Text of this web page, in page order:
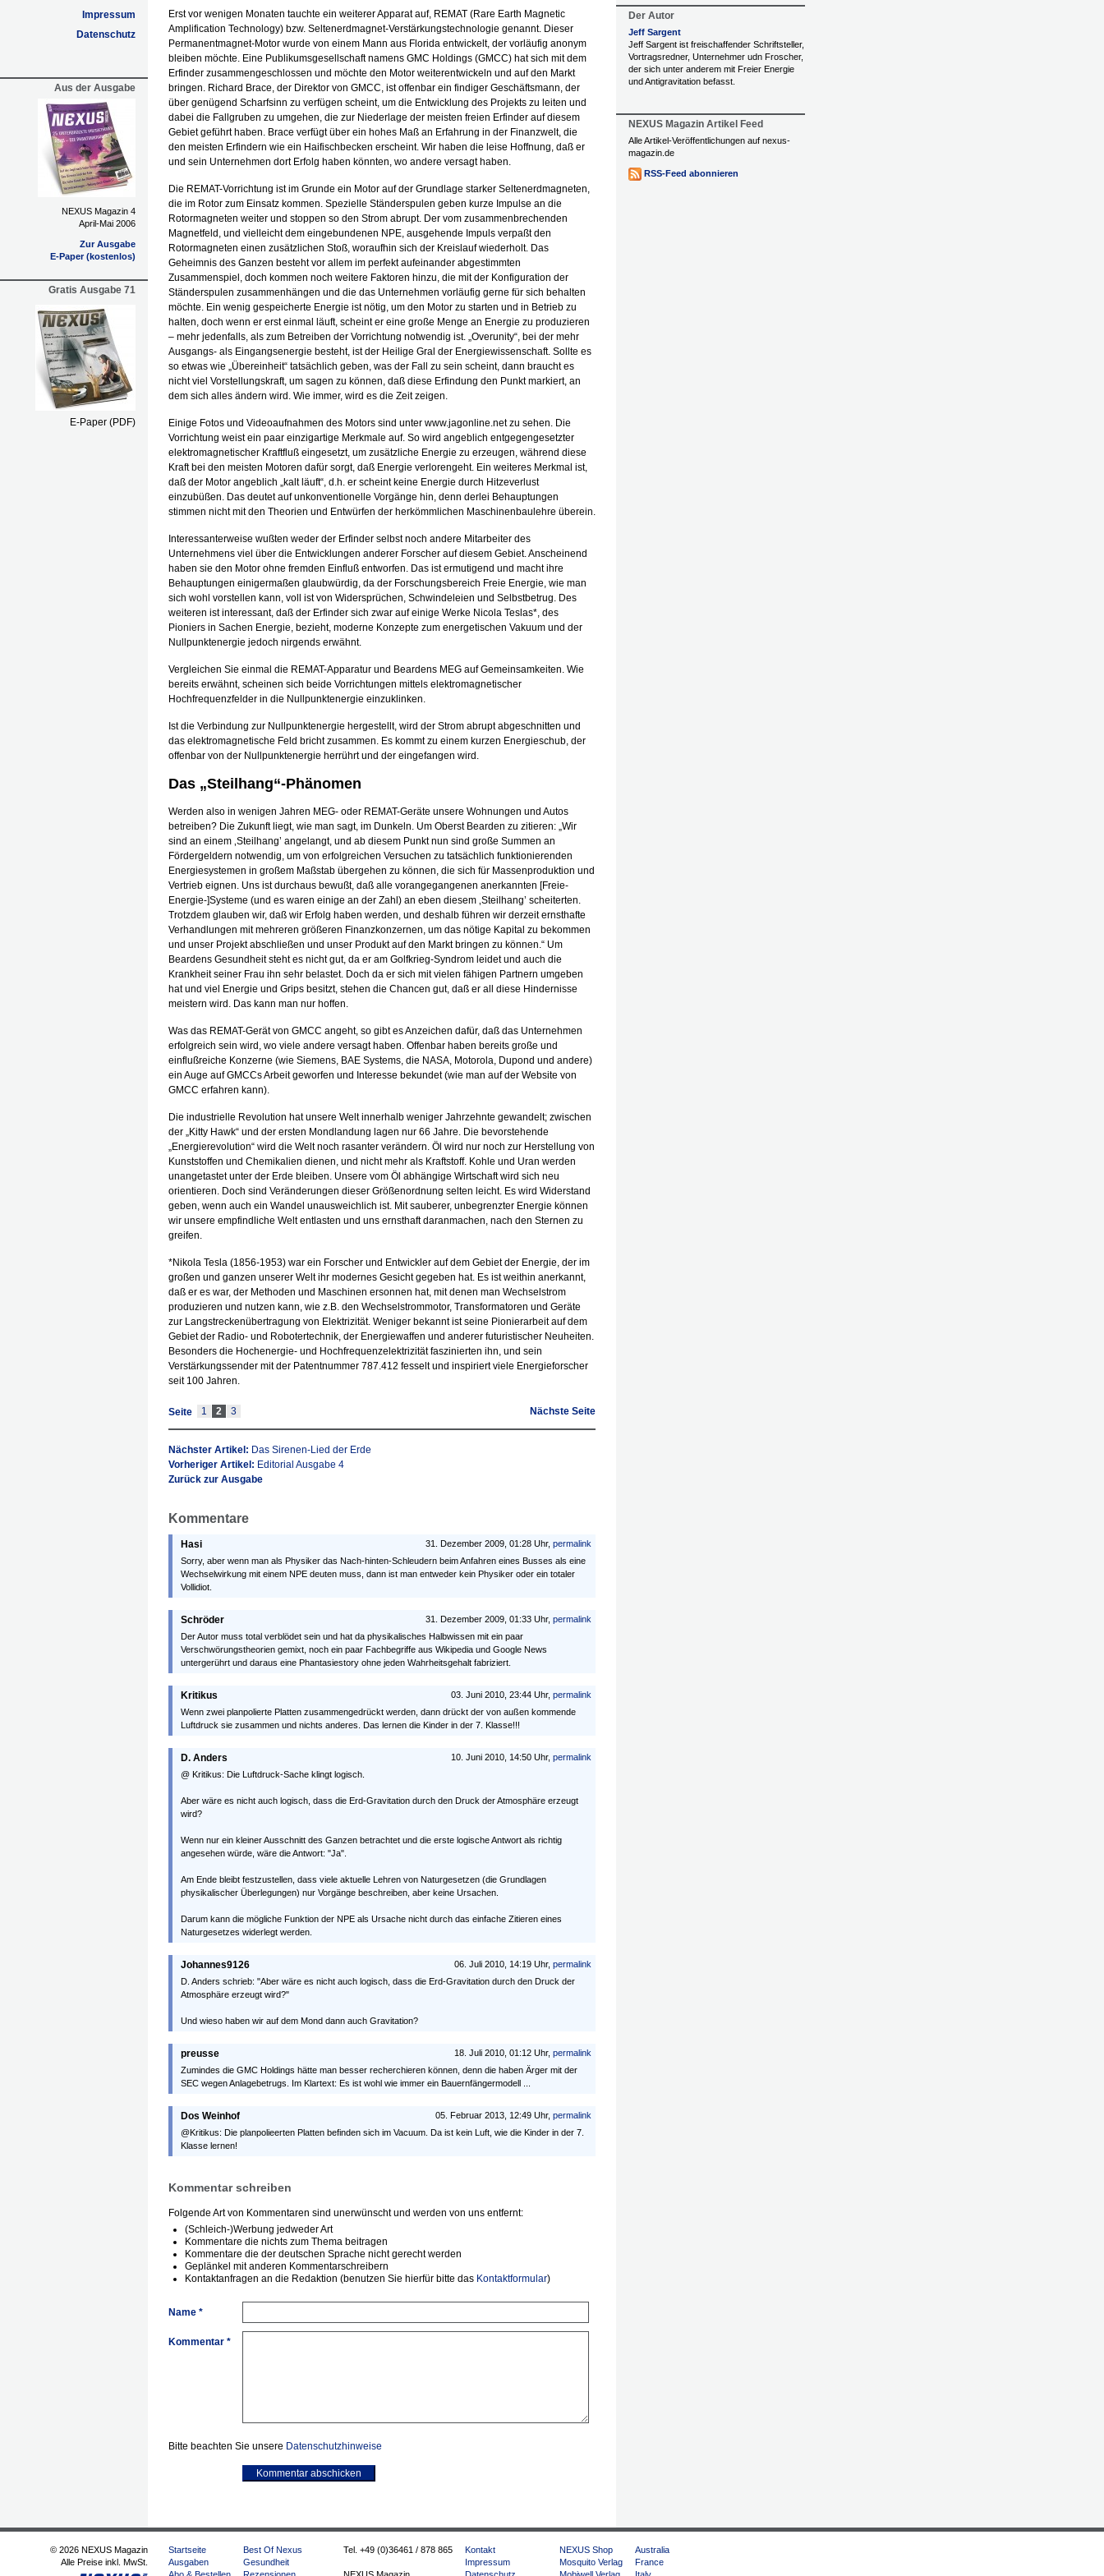
Impressum
Datenschutz
Aus der Ausgabe
NEXUS Magazin 4
April-Mai 2006
Zur Ausgabe
E-Paper (kostenlos)
Gratis Ausgabe 71
E-Paper (PDF)
Erst vor wenigen Monaten tauchte ein weiterer Apparat auf, REMAT (Rare Earth Magnetic
Amplification Technology) bzw. Seltenerdmagnet-Verstärkungstechnologie genannt. Dieser
Permanentmagnet-Motor wurde von einem Mann aus Florida entwickelt, der vorläufig anonym
bleiben möchte. Eine Publikumsgesellschaft namens GMC Holdings (GMCC) hat sich mit dem
Erfinder zusammengeschlossen und möchte den Motor weiterentwickeln und auf den Markt
bringen. Richard Brace, der Direktor von GMCC, ist offenbar ein findiger Geschäftsmann, der
über genügend Scharfsinn zu verfügen scheint, um die Entwicklung des Projekts zu leiten und
dabei die Fallgruben zu umgehen, die zur Niederlage der meisten freien Erfinder auf diesem
Gebiet geführt haben. Brace verfügt über ein hohes Maß an Erfahrung in der Finanzwelt, die
den meisten Erfindern wie ein Haifischbecken erscheint. Wir haben die leise Hoffnung, daß er
und sein Unternehmen dort Erfolg haben könnten, wo andere versagt haben.
Die REMAT-Vorrichtung ist im Grunde ein Motor auf der Grundlage starker Seltenerdmagneten,
die im Rotor zum Einsatz kommen. Spezielle Ständerspulen geben kurze Impulse an die
Rotormagneten weiter und stoppen so den Strom abrupt. Der vom zusammenbrechenden
Magnetfeld, und vielleicht dem eingebundenen NPE, ausgehende Impuls verpaßt den
Rotormagneten einen zusätzlichen Stoß, woraufhin sich der Kreislauf wiederholt. Das
Geheimnis des Ganzen besteht vor allem im perfekt aufeinander abgestimmten
Zusammenspiel, doch kommen noch weitere Faktoren hinzu, die mit der Konfiguration der
Ständerspulen zusammenhängen und die das Unternehmen vorläufig gerne für sich behalten
möchte. Ein wenig gespeicherte Energie ist nötig, um den Motor zu starten und in Betrieb zu
halten, doch wenn er erst einmal läuft, scheint er eine große Menge an Energie zu produzieren
– mehr jedenfalls, als zum Betreiben der Vorrichtung notwendig ist. „Overunity“, bei der mehr
Ausgangs- als Eingangsenergie besteht, ist der Heilige Gral der Energiewissenschaft. Sollte es
so etwas wie „Übereinheit“ tatsächlich geben, was der Fall zu sein scheint, dann braucht es
nicht viel Vorstellungskraft, um sagen zu können, daß diese Erfindung den Punkt markiert, an
dem sich alles ändern wird. Wie immer, wird es die Zeit zeigen.
Einige Fotos und Videoaufnahmen des Motors sind unter www.jagonline.net zu sehen. Die
Vorrichtung weist ein paar einzigartige Merkmale auf. So wird angeblich entgegengesetzter
elektromagnetischer Kraftfluß eingesetzt, um zusätzliche Energie zu erzeugen, während diese
Kraft bei den meisten Motoren dafür sorgt, daß Energie verlorengeht. Ein weiteres Merkmal ist,
daß der Motor angeblich „kalt läuft“, d.h. er scheint keine Energie durch Hitzeverlust
einzubüßen. Das deutet auf unkonventionelle Vorgänge hin, denn derlei Behauptungen
stimmen nicht mit den Theorien und Entwürfen der herkömmlichen Maschinenbaulehre überein.
Interessanterweise wußten weder der Erfinder selbst noch andere Mitarbeiter des
Unternehmens viel über die Entwicklungen anderer Forscher auf diesem Gebiet. Anscheinend
haben sie den Motor ohne fremden Einfluß entworfen. Das ist ermutigend und macht ihre
Behauptungen einigermaßen glaubwürdig, da der Forschungsbereich Freie Energie, wie man
sich wohl vorstellen kann, voll ist von Widersprüchen, Schwindeleien und Selbstbetrug. Des
weiteren ist interessant, daß der Erfinder sich zwar auf einige Werke Nicola Teslas*, des
Pioniers in Sachen Energie, bezieht, moderne Konzepte zum energetischen Vakuum und der
Nullpunktenergie jedoch nirgends erwähnt.
Vergleichen Sie einmal die REMAT-Apparatur und Beardens MEG auf Gemeinsamkeiten. Wie
bereits erwähnt, scheinen sich beide Vorrichtungen mittels elektromagnetischer
Hochfrequenzfelder in die Nullpunktenergie einzuklinken.
Ist die Verbindung zur Nullpunktenergie hergestellt, wird der Strom abrupt abgeschnitten und
das elektromagnetische Feld bricht zusammen. Es kommt zu einem kurzen Energieschub, der
offenbar von der Nullpunktenergie herrührt und der eingefangen wird.
Das „Steilhang“-Phänomen
Werden also in wenigen Jahren MEG- oder REMAT-Geräte unsere Wohnungen und Autos
betreiben? Die Zukunft liegt, wie man sagt, im Dunkeln. Um Oberst Bearden zu zitieren: „Wir
sind an einem ‚Steilhang’ angelangt, und ab diesem Punkt nun sind große Summen an
Fördergeldern notwendig, um von erfolgreichen Versuchen zu tatsächlich funktionierenden
Energiesystemen in großem Maßstab übergehen zu können, die sich für Massenproduktion und
Vertrieb eignen. Uns ist durchaus bewußt, daß alle vorangegangenen anerkannten [Freie-
Energie-]Systeme (und es waren einige an der Zahl) an eben diesem ‚Steilhang’ scheiterten.
Trotzdem glauben wir, daß wir Erfolg haben werden, und deshalb führen wir derzeit ernsthafte
Verhandlungen mit mehreren größeren Finanzkonzernen, um das nötige Kapital zu bekommen
und unser Projekt abschließen und unser Produkt auf den Markt bringen zu können.“ Um
Beardens Gesundheit steht es nicht gut, da er am Golfkrieg-Syndrom leidet und auch die
Krankheit seiner Frau ihn sehr belastet. Doch da er sich mit vielen fähigen Partnern umgeben
hat und viel Energie und Grips besitzt, stehen die Chancen gut, daß er all diese Hindernisse
meistern wird. Das kann man nur hoffen.
Was das REMAT-Gerät von GMCC angeht, so gibt es Anzeichen dafür, daß das Unternehmen
erfolgreich sein wird, wo viele andere versagt haben. Offenbar haben bereits große und
einflußreiche Konzerne (wie Siemens, BAE Systems, die NASA, Motorola, Dupond und andere)
ein Auge auf GMCCs Arbeit geworfen und Interesse bekundet (wie man auf der Website von
GMCC erfahren kann).
Die industrielle Revolution hat unsere Welt innerhalb weniger Jahrzehnte gewandelt; zwischen
der „Kitty Hawk“ und der ersten Mondlandung lagen nur 66 Jahre. Die bevorstehende
„Energierevolution“ wird die Welt noch rasanter verändern. Öl wird nur noch zur Herstellung von
Kunststoffen und Chemikalien dienen, und nicht mehr als Kraftstoff. Kohle und Uran werden
unangetastet unter der Erde bleiben. Unsere vom Öl abhängige Wirtschaft wird sich neu
orientieren. Doch sind Veränderungen dieser Größenordnung selten leicht. Es wird Widerstand
geben, wenn auch ein Wandel unausweichlich ist. Mit sauberer, unbegrenzter Energie können
wir unsere empfindliche Welt entlasten und uns ernsthaft daranmachen, nach den Sternen zu
greifen.
*Nikola Tesla (1856-1953) war ein Forscher und Entwickler auf dem Gebiet der Energie, der im
großen und ganzen unserer Welt ihr modernes Gesicht gegeben hat. Es ist weithin anerkannt,
daß er es war, der Methoden und Maschinen ersonnen hat, mit denen man Wechselstrom
produzieren und nutzen kann, wie z.B. den Wechselstrommotor, Transformatoren und Geräte
zur Langstreckenübertragung von Elektrizität. Weniger bekannt ist seine Pionierarbeit auf dem
Gebiet der Radio- und Robotertechnik, der Energiewaffen und anderer futuristischer Neuheiten.
Besonders die Hochenergie- und Hochfrequenzelektrizität faszinierten ihn, und sein
Verstärkungssender mit der Patentnummer 787.412 fesselt und inspiriert viele Energieforscher
seit 100 Jahren.
Nächste Seite
Seite 1 2 3
Nächster Artikel: Das Sirenen-Lied der Erde
Vorheriger Artikel: Editorial Ausgabe 4
Zurück zur Ausgabe
Kommentare
31. Dezember 2009, 01:28 Uhr, permalink
Hasi
Sorry, aber wenn man als Physiker das Nach-hinten-Schleudern beim Anfahren eines Busses als eine
Wechselwirkung mit einem NPE deuten muss, dann ist man entweder kein Physiker oder ein totaler
Vollidiot.
31. Dezember 2009, 01:33 Uhr, permalink
Schröder
Der Autor muss total verblödet sein und hat da physikalisches Halbwissen mit ein paar
Verschwörungstheorien gemixt, noch ein paar Fachbegriffe aus Wikipedia und Google News
untergerührt und daraus eine Phantasiestory ohne jeden Wahrheitsgehalt fabriziert.
03. Juni 2010, 23:44 Uhr, permalink
Kritikus
Wenn zwei planpolierte Platten zusammengedrückt werden, dann drückt der von außen kommende
Luftdruck sie zusammen und nichts anderes. Das lernen die Kinder in der 7. Klasse!!!
10. Juni 2010, 14:50 Uhr, permalink
D. Anders
@ Kritikus: Die Luftdruck-Sache klingt logisch.
Aber wäre es nicht auch logisch, dass die Erd-Gravitation durch den Druck der Atmosphäre erzeugt
wird?
Wenn nur ein kleiner Ausschnitt des Ganzen betrachtet und die erste logische Antwort als richtig
angesehen würde, wäre die Antwort: "Ja".
Am Ende bleibt festzustellen, dass viele aktuelle Lehren von Naturgesetzen (die Grundlagen
physikalischer Überlegungen) nur Vorgänge beschreiben, aber keine Ursachen.
Darum kann die mögliche Funktion der NPE als Ursache nicht durch das einfache Zitieren eines
Naturgesetzes widerlegt werden.
06. Juli 2010, 14:19 Uhr, permalink
Johannes9126
D. Anders schrieb: "Aber wäre es nicht auch logisch, dass die Erd-Gravitation durch den Druck der
Atmosphäre erzeugt wird?"
Und wieso haben wir auf dem Mond dann auch Gravitation?
18. Juli 2010, 01:12 Uhr, permalink
preusse
Zumindes die GMC Holdings hätte man besser recherchieren können, denn die haben Ärger mit der
SEC wegen Anlagebetrugs. Im Klartext: Es ist wohl wie immer ein Bauernfängermodell ...
05. Februar 2013, 12:49 Uhr, permalink
Dos Weinhof
@Kritikus: Die planpolieerten Platten befinden sich im Vacuum. Da ist kein Luft, wie die Kinder in der 7.
Klasse lernen!
Kommentar schreiben
Folgende Art von Kommentaren sind unerwünscht und werden von uns entfernt:
(Schleich-)Werbung jedweder Art
Kommentare die nichts zum Thema beitragen
Kommentare die der deutschen Sprache nicht gerecht werden
Geplänkel mit anderen Kommentarschreibern
Kontaktanfragen an die Redaktion (benutzen Sie hierfür bitte das Kontaktformular)
Name *
Kommentar *
Bitte beachten Sie unsere Datenschutzhinweise
Kommentar abschicken
Der Autor
Jeff Sargent
Jeff Sargent ist freischaffender Schriftsteller,
Vortragsredner, Unternehmer udn Froscher,
der sich unter anderem mit Freier Energie
und Antigravitation befasst.
NEXUS Magazin Artikel Feed
Alle Artikel-Veröffentlichungen auf nexus-
magazin.de
RSS-Feed abonnieren
© 2026 NEXUS Magazin
Alle Preise inkl. MwSt.
Startseite
Ausgaben
Best Of Nexus
Gesundheit
Tel. +49 (0)36461 / 878 865
Kontakt
Impressum
NEXUS Shop
Mosquito Verlag
Australia
France